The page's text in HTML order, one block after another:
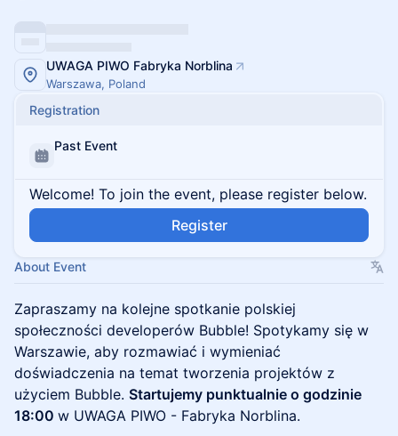
UWAGA PIWO Fabryka Norblina
Warszawa, Poland
Registration
Past Event
Welcome! To join the event, please register below.
Register
About Event
Zapraszamy na kolejne spotkanie polskiej
społeczności developerów Bubble! Spotykamy się w
Warszawie, aby rozmawiać i wymieniać
doświadczenia na temat tworzenia projektów z
użyciem Bubble. Startujemy punktualnie o godzinie
18:00 w UWAGA PIWO - Fabryka Norblina.